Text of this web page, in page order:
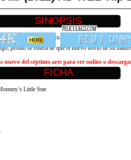
por el divorcio de su madre, una niña de 12 años
pronto se entera de que el nuevo novio de su
nuevo del séptimo arte para ver online o
Little Star